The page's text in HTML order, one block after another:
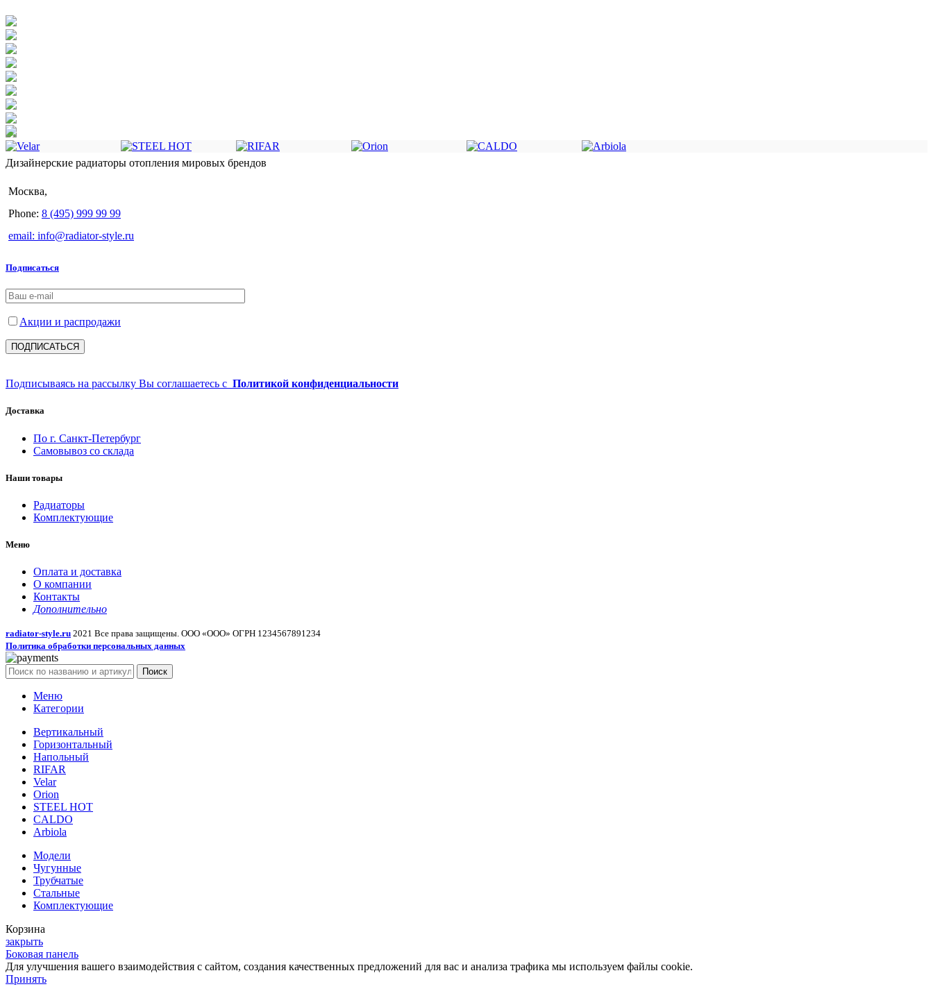
Дизайнерские радиаторы отопления мировых брендов
Москва,
Phone: 8 (495) 999 99 99
email: info@radiator-style.ru
Подписаться
Акции и распродажи
Подписываясь на рассылку Вы соглашаетесь с Политикой конфиденциальности
Доставка
По г. Санкт-Петербург
Самовывоз со склада
Наши товары
Радиаторы
Комплектующие
Меню
Оплата и доставка
О компании
Контакты
Дополнительно
radiator-style.ru 2021 Все права защищены. ООО «ООО» ОГРН 1234567891234
Политика обработки персональных данных
Поиск
Меню
Категории
Вертикальный
Горизонтальный
Напольный
RIFAR
Velar
Orion
STEEL HOT
CALDO
Arbiola
Модели
Чугунные
Трубчатые
Стальные
Комплектующие
Корзина
закрыть
Боковая панель
Для улучшения вашего взаимодействия с сайтом, создания качественных предложений для вас и анализа трафика мы используем файлы cookie.
Принять